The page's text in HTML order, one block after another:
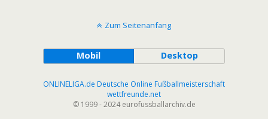
Zum Seitenanfang
Mobil Desktop
ONLINELIGA.de Deutsche Online Fußballmeisterschaft
wettfreunde.net
© 1999 - 2024 eurofussballarchiv.de